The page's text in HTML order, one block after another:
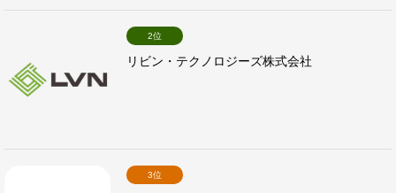
2位
リビン・テクノロジーズ株式会社
3位